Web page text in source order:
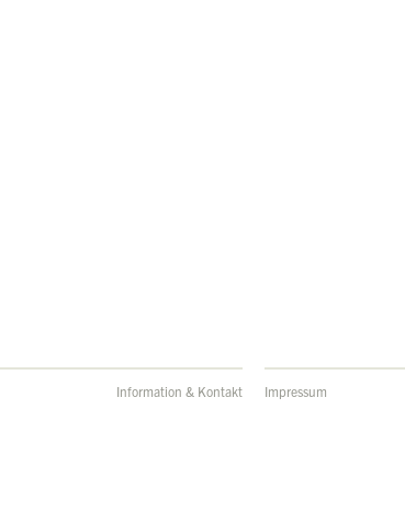
Information & Kontakt Impressum